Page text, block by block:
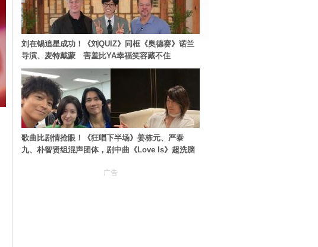
刘在锡追星成功！《刘QUIZ》同框《奥德赛》诺兰
导演、麦特戴蒙 害羞比YA幸福笑容藏不住
歌曲比剧情抢眼！《狂唱下半场》姜栋元、严泰
九、朴智贤组混声团体，剧中曲《Love Is》超洗脑
广告